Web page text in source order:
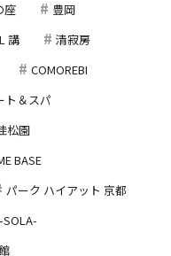
座
豊岡
講
清寂房
COMOREBI
ト＆スパ
松園
BASE
パーク ハイアット 京都